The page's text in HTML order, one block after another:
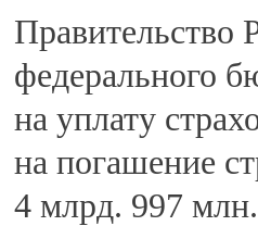
Правительство
федерального
на уплату
на погашение
4 млрд. 997